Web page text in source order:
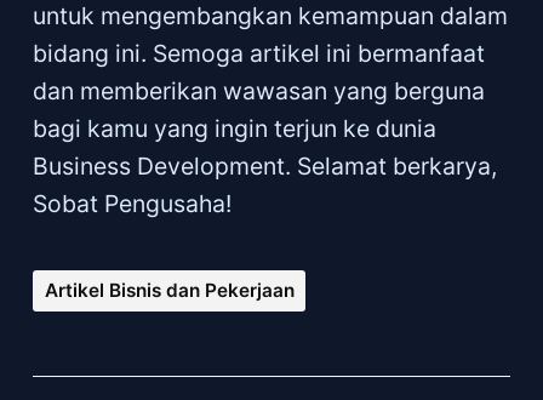
untuk mengembangkan kemampuan dalam
bidang ini. Semoga artikel ini bermanfaat
dan memberikan wawasan yang berguna
bagi kamu yang ingin terjun ke dunia
Business Development. Selamat berkarya,
Sobat Pengusaha!
Artikel Bisnis dan Pekerjaan